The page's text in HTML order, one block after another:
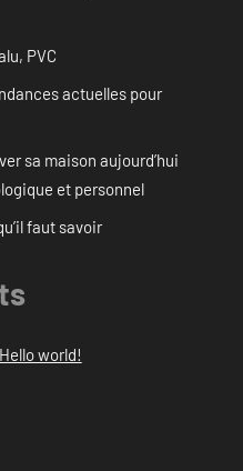
PVC
actuelles pour
sa maison aujourd’hui
et personnel
faut savoir
Hello world!